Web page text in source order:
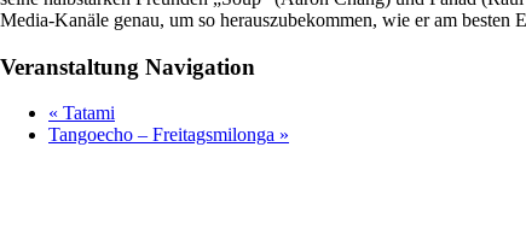
Media-Kanäle genau, um so herauszubekommen, wie er am besten
Veranstaltung Navigation
« Tatami
Tangoecho – Freitagsmilonga »